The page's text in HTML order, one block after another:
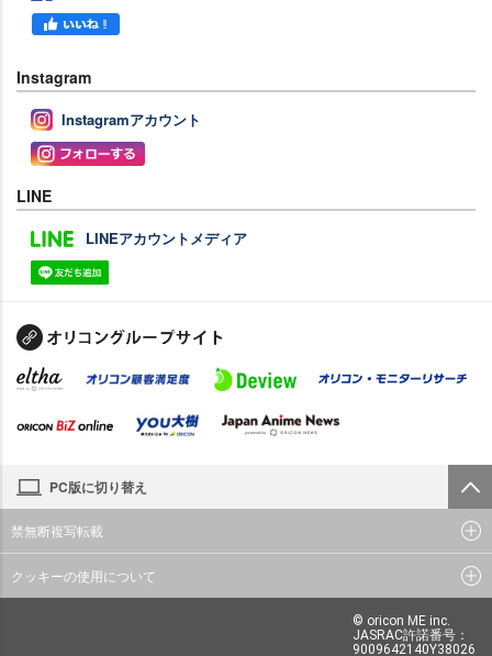
Instagram
Instagramアカウント
LINE
LINEアカウントメディア
PC版に切り替え
禁無断複写転載
クッキーの使用について
© oricon ME inc.
JASRAC許諾番号：
9009642140Y38026